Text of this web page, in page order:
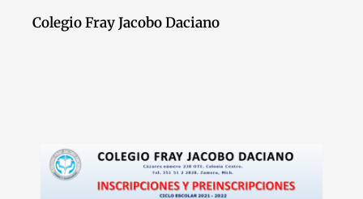
Colegio Fray Jacobo Daciano